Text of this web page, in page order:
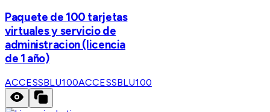
Paquete de 100 tarjetas
virtuales y servicio de
administracion (licencia
de 1 año)
ACCESSBLU100ACCESSBLU100